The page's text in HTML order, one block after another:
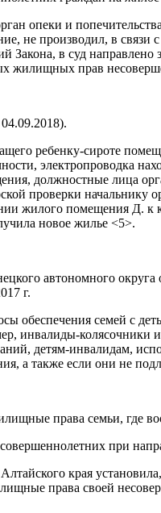
опеки и
не производил, в
Закона, в суд
жилищных прав
ребенку-сироте
электропроводка
должностные лица
проверки начальнику
жилого помещения Д.
новое жилье <5>.
автономного
г.
обеспечения семей с
инвалиды-
детям-инвалидам,
а также если они не
права семьи, где
при
края
права своей